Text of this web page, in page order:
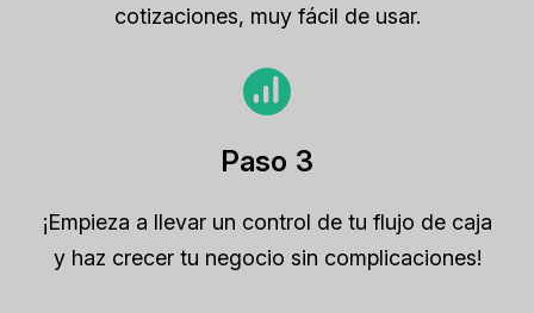
cotizaciones, muy fácil de usar.
Paso 3
¡Empieza a llevar un control de tu flujo de caja
y haz crecer tu negocio sin complicaciones!